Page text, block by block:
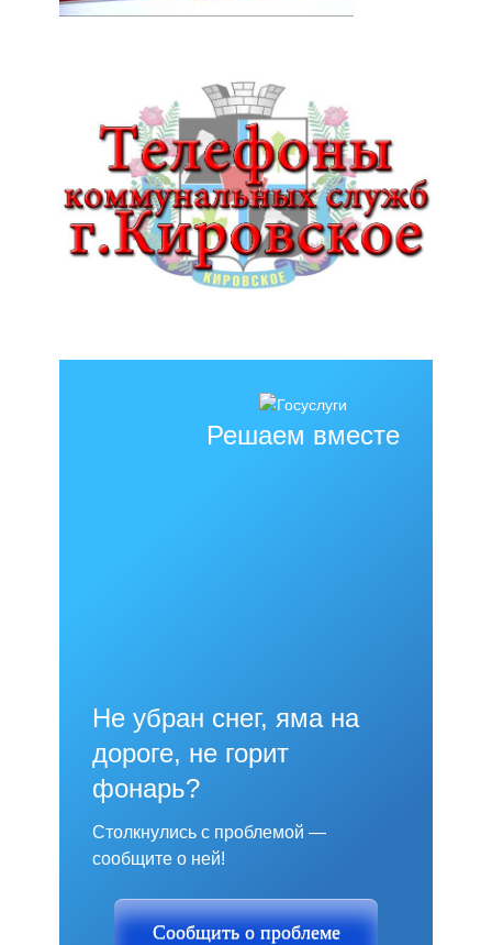
Решаем вместе
Не убран снег, яма на
дороге, не горит
фонарь?
Столкнулись с проблемой —
сообщите о ней!
Сообщить о проблеме